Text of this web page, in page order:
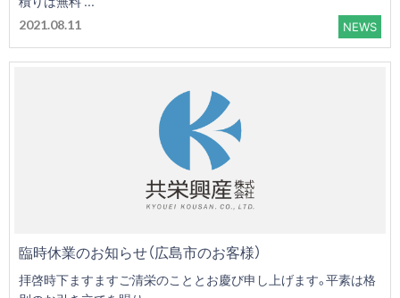
2021.08.11 NEWS
臨時休業のお知らせ（広島市のお客様）
拝啓時下ますますご清栄のこととお慶び申し上げます。平素は格